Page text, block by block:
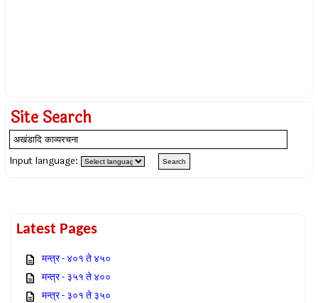
Site Search
Input language:
Latest Pages
मन्त्र - ४०१ ते ४५०
मन्त्र - ३५१ ते ४००
मन्त्र - ३०१ ते ३५०